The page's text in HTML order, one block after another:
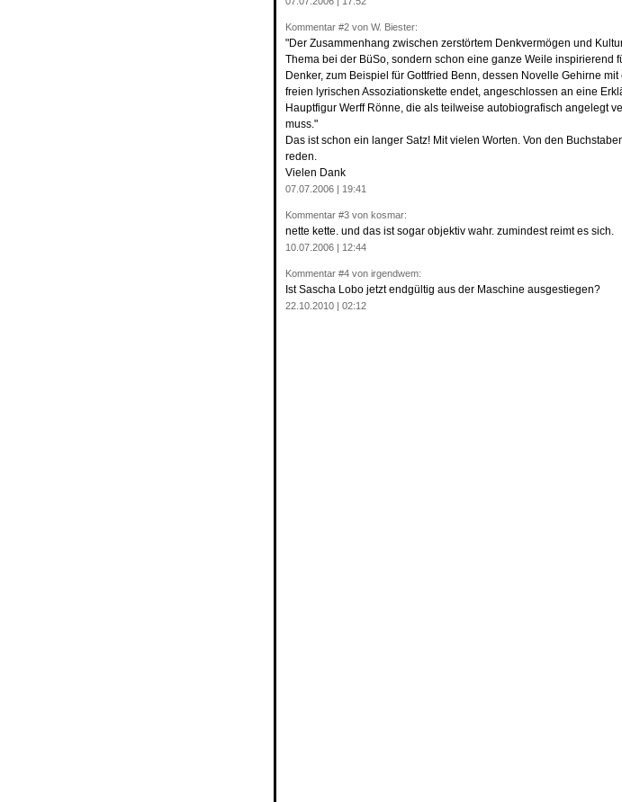
Kommentar #2 von W. Biester:
"Der Zusammenhang zwischen zerstörtem Denkvermögen und
Thema bei der BüSo, sondern schon eine ganze Weile inspirierend
Denker, zum Beispiel für Gottfried Benn, dessen Novelle Gehirne
freien lyrischen Assoziationskette endet, angeschlossen an eine
Hauptfigur Werff Rönne, die als teilweise autobiografisch angelegt
muss."
Das ist schon ein langer Satz! Mit vielen Worten. Von den
reden.
Vielen Dank
07.07.2006 | 19:41
Kommentar #3 von kosmar:
nette kette. und das ist sogar objektiv wahr. zumindest reimt es sich.
10.07.2006 | 12:44
Kommentar #4 von irgendwem:
Ist Sascha Lobo jetzt endgültig aus der Maschine ausgestiegen?
22.10.2010 | 02:12